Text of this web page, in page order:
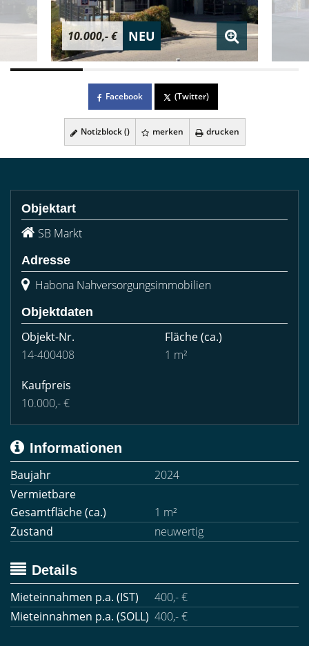
10.000,- € NEU
Facebook (Twitter)
Notizblock () merken drucken
Objektart
SB Markt
Adresse
Habona Nahversorgungsimmobilien
Objektdaten
Objekt-Nr.
14-400408
Fläche(ca.)
1 m²
Kaufpreis
10.000,- €
Informationen
Baujahr
2024
Vermietbare
Gesamtfläche (ca.)
1 m²
Zustand
neuwertig
Details
Mieteinnahmen p.a. (IST)
400,- €
Mieteinnahmen p.a. (SOLL) 400,- €